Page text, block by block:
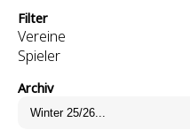
Filter
Vereine
Spieler
Archiv